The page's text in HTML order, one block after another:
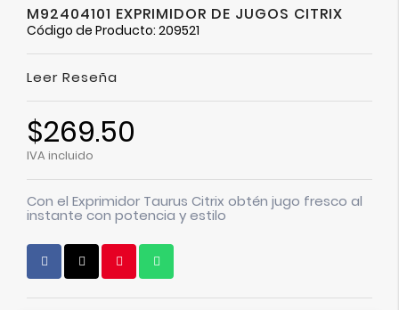
M92404101 EXPRIMIDOR DE JUGOS CITRIX
Código de Producto: 209521
Leer Reseña
$269.50
IVA incluido
Con el Exprimidor Taurus Citrix obtén jugo fresco al
instante con potencia y estilo